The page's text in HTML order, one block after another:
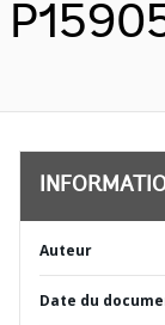
Auteur
Date du